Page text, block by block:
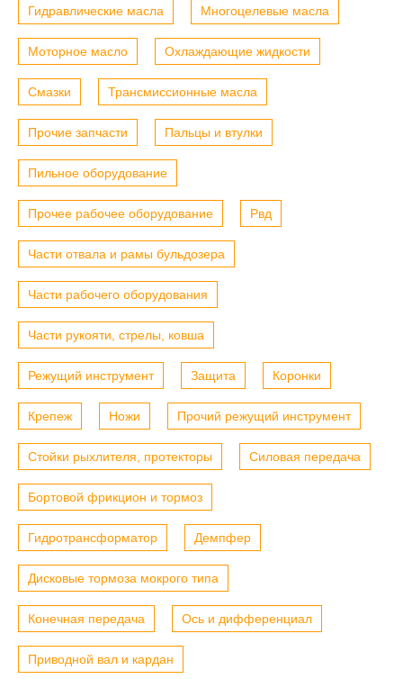
Гидравлические масла Многоцелевые масла
Моторное масло Охлаждающие жидкости
Смазки Трансмиссионные масла
Прочие запчасти Пальцы и втулки
Пильное оборудование
Прочее рабочее оборудование Рвд
Части отвала и рамы бульдозера
Части рабочего оборудования
Части рукояти, стрелы, ковша
Режущий инструмент Защита Коронки
Крепеж Ножи Прочий режущий инструмент
Стойки рыхлителя, протекторы Силовая передача
Бортовой фрикцион и тормоз
Гидротрансформатор Демпфер
Дисковые тормоза мокрого типа
Конечная передача Ось и дифференциал
Приводной вал и кардан